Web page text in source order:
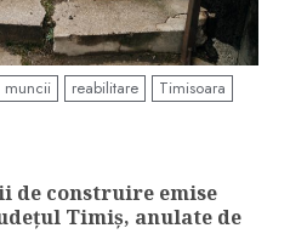
muncii reabilitare Timisoara
de construire emise
Timiș, anulate de